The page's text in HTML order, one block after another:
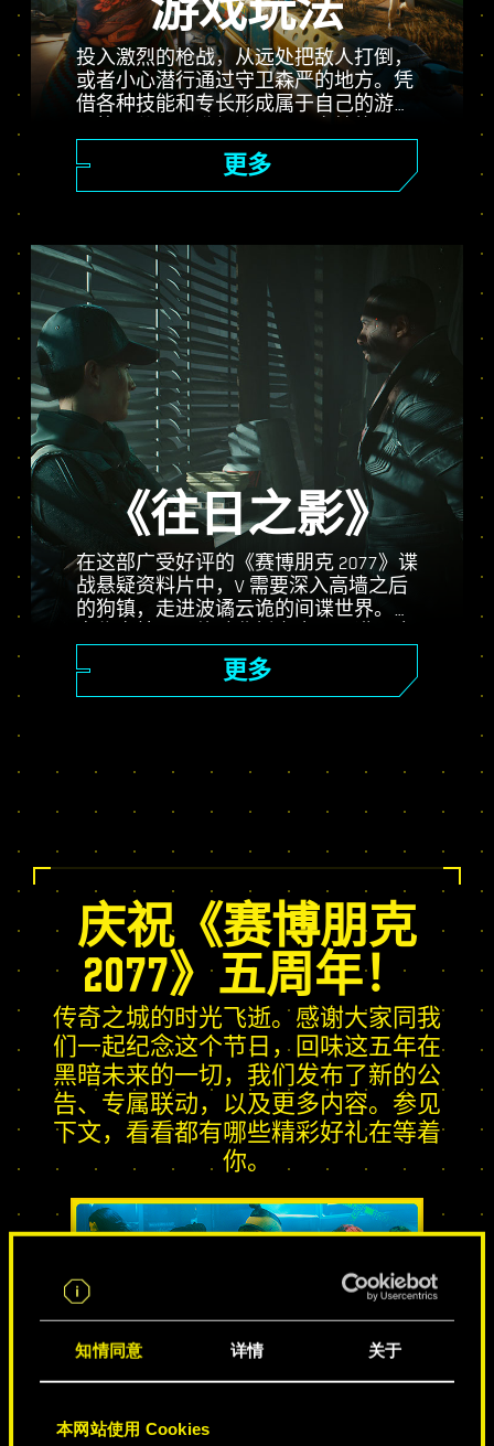
知情同意 详情 关于
本网站使用 Cookies
游戏玩法
投入激烈的枪战，从远处把敌人打倒，
或者小心潜行通过守卫森严的地方。凭
借各种技能和专长形成属于自己的游戏
能够强化肉身的植入体，成为城里最厉
害的雇佣兵。
更多
《往日之影》
在这部广受好评的《赛博朋克 2077》谍
战悬疑资料片中，V 需要深入高墙之后
的狗镇，走进波谲云诡的间谍世界。化
运抉择的精彩故事；使用自身独有的
Relic 技能树增强自身；体验随机变化的
开放世界任务、令人激动的全新委托和
更多
庆祝《赛博朋克
2077》五周年！
传奇之城的时光飞逝。感谢大家同我
们一起纪念这个节日，回味这五年在
黑暗未来的一切，我们发布了新的公
告、专属联动，以及更多内容。参见
下文，看看都有哪些精彩好礼在等着
你。
传奇之城